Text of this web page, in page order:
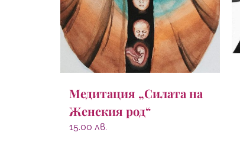
Медитация „Силата на
Женския род“
15.00 лв.